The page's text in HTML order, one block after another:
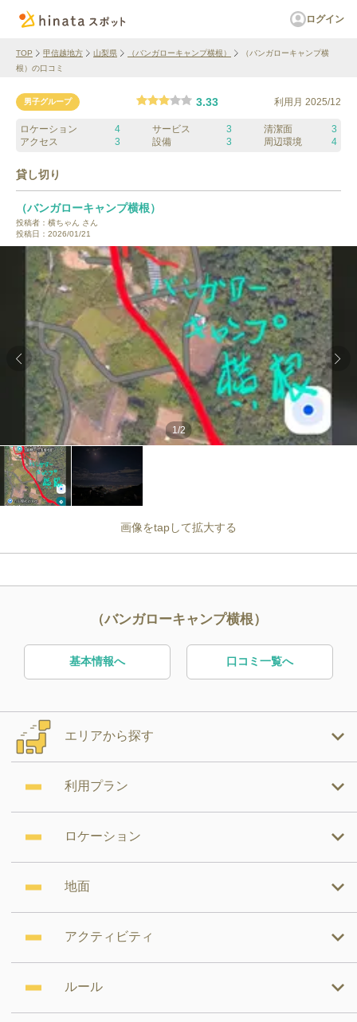
ログイン
TOP 甲信越地方 山梨県 （バンガローキャンプ横根）
（バンガローキャンプ横
根）の口コミ
男子グループ 3.33 利用月 2025/12
ロケーション 4 サービス 3 清潔面
3
アクセス
3 設備 3 周辺環境 4
貸し切り
（バンガローキャンプ横根）
投稿者： 横ちゃん
さん
投稿日： 2026/01/21
1/2
画像をtapして拡大する
（バンガローキャンプ横根）
基本情報へ 口コミ一覧へ
エリアから探す
利用プラン
ロケーション
地面
アクティビティ
ルール